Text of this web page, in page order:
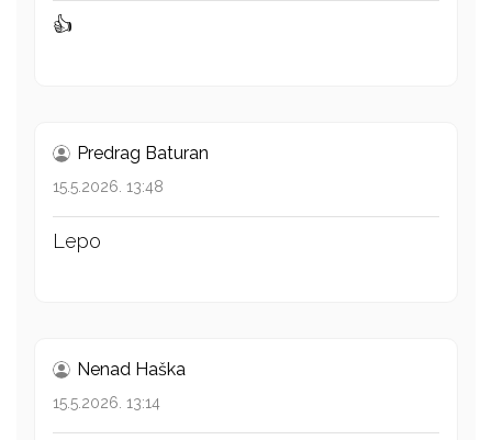
👍
Predrag Baturan
15.5.2026. 13:48
Lepo
Nenad Haška
15.5.2026. 13:14